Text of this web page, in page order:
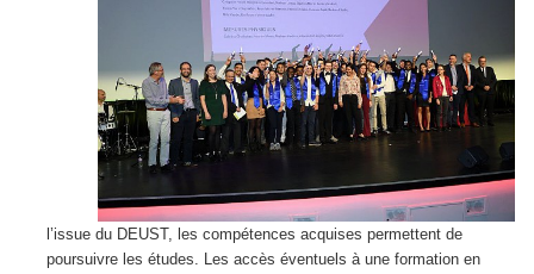
l’issue du DEUST, les compétences acquises permettent de
poursuivre les études. Les accès éventuels à une formation en